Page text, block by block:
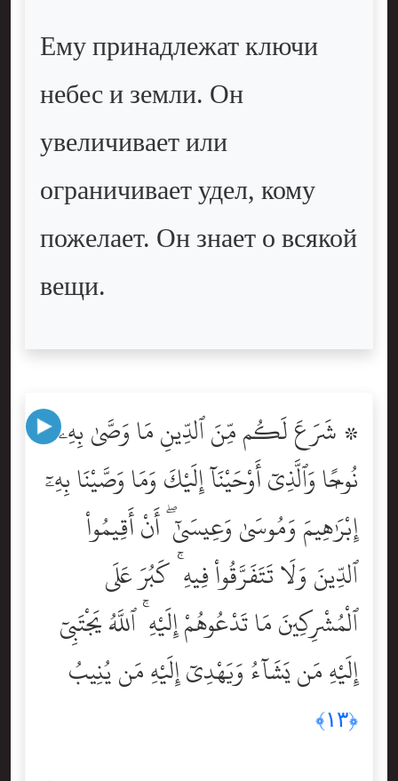
Ему принадлежат ключи
небес и земли. Он
увеличивает или
ограничивает удел, кому
пожелает. Он знает о всякой
вещи.
۞ شَرَعَ لَكُم مِّنَ ٱلدِّينِ مَا وَصَّىٰ بِهِۦ
نُوحًۭا وَٱلَّذِىٓ أَوْحَيْنَآ إِلَيْكَ وَمَا وَصَّيْنَا بِهِۦٓ
إِبْرَٰهِيمَ وَمُوسَىٰ وَعِيسَىٰٓ ۖ أَنْ أَقِيمُواْ
ٱلدِّينَ وَلَا تَتَفَرَّقُواْ فِيهِ ۚ كَبُرَ عَلَى
ٱلْمُشْرِكِينَ مَا تَدْعُوهُمْ إِلَيْهِ ۚ ٱللَّهُ يَجْتَبِىٓ
إِلَيْهِ مَن يَشَآءُ وَيَهْدِىٓ إِلَيْهِ مَن يُنِيبُ
﴿١٣﴾